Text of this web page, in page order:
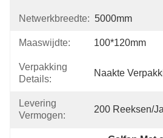
Netwerkbreedte: 5000mm
Maaswijdte: 100*120mm
Verpakking
Details:
Naakte
Levering
Vermogen:
200 Reeksen/